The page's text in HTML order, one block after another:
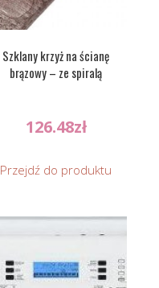
Szklany krzyż na ścianę
brązowy – ze spiralą
126.48zł
Przejdź do produktu